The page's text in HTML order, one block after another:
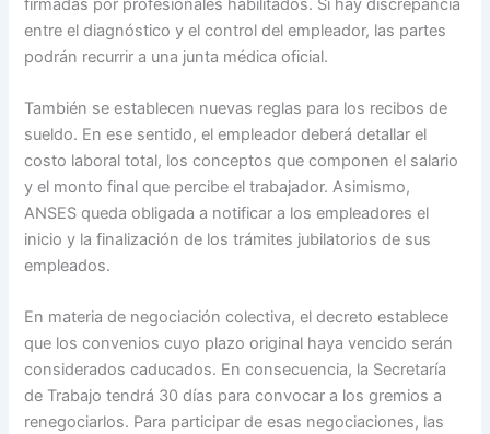
firmadas por profesionales habilitados. Si hay discrepancia
entre el diagnóstico y el control del empleador, las partes
podrán recurrir a una junta médica oficial.
También se establecen nuevas reglas para los recibos de
sueldo. En ese sentido, el empleador deberá detallar el
costo laboral total, los conceptos que componen el salario
y el monto final que percibe el trabajador. Asimismo,
ANSES queda obligada a notificar a los empleadores el
inicio y la finalización de los trámites jubilatorios de sus
empleados.
En materia de negociación colectiva, el decreto establece
que los convenios cuyo plazo original haya vencido serán
considerados caducados. En consecuencia, la Secretaría
de Trabajo tendrá 30 días para convocar a los gremios a
renegociarlos. Para participar de esas negociaciones, las